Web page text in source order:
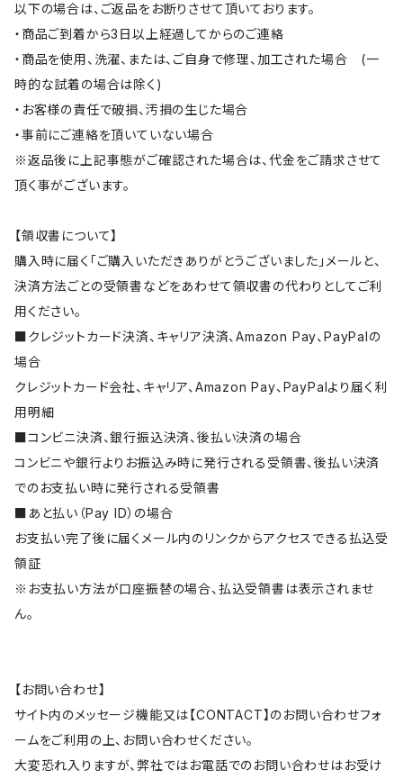
以下の場合は、ご返品をお断りさせて頂いております。
・商品ご到着から3日以上経過してからのご連絡
・商品を使用、洗濯、または、ご自身で修理、加工された場合 (一
時的な試着の場合は除く)
・お客様の責任で破損、汚損の生じた場合
・事前にご連絡を頂いていない場合
※返品後に上記事態がご確認された場合は、代金をご請求させて
頂く事がございます。
【領収書について】
購入時に届く「ご購入いただきありがとうございました」メールと、
決済方法ごとの受領書などをあわせて領収書の代わりとしてご利
用ください。
■クレジットカード決済、キャリア決済、Amazon Pay、PayPalの
場合
クレジットカード会社、キャリア、Amazon Pay、PayPalより届く利
用明細
■コンビニ決済、銀行振込決済、後払い決済の場合
コンビニや銀行よりお振込み時に発行される受領書、後払い決済
でのお支払い時に発行される受領書
■あと払い（Pay ID）の場合
お支払い完了後に届くメール内のリンクからアクセスできる払込受
領証
※お支払い方法が口座振替の場合、払込受領書は表示されませ
ん。
【お問い合わせ】
サイト内のメッセージ機能又は【CONTACT】のお問い合わせフォ
ームをご利用の上、お問い合わせください。
大変恐れ入りますが、弊社ではお電話でのお問い合わせはお受け